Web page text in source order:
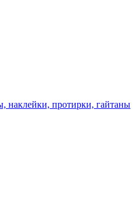
наклейки, протирки, гайтаны